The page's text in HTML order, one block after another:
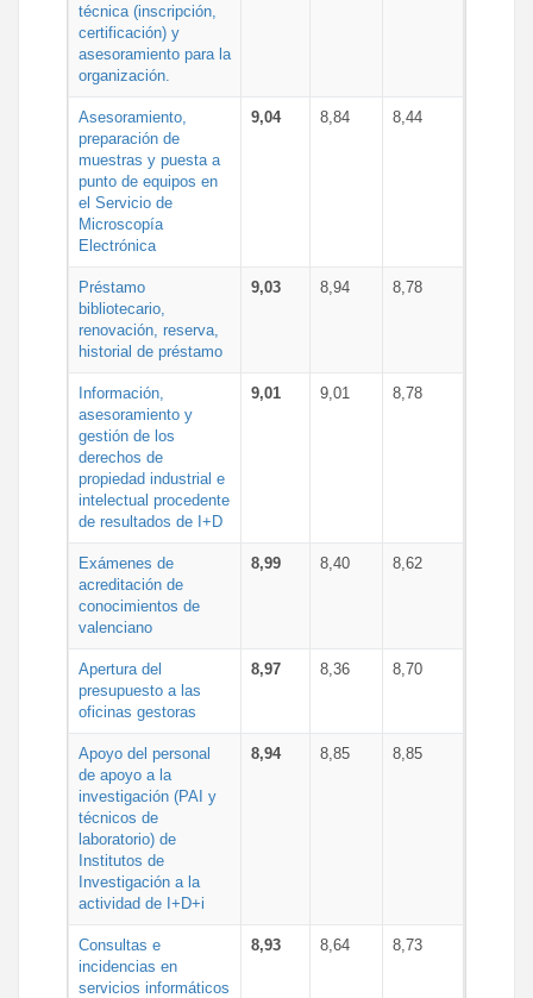
técnica (inscripción,
certificación) y
asesoramiento para la
organización.
Asesoramiento,
preparación de
muestras y puesta a
punto de equipos en
el Servicio de
Microscopía
Electrónica
9,04 8,84 8,44
Préstamo
bibliotecario,
renovación, reserva,
historial de préstamo
9,03 8,94 8,78
Información,
asesoramiento y
gestión de los
derechos de
propiedad industrial e
intelectual procedente
de resultados de I+D
9,01 9,01 8,78
Exámenes de
acreditación de
conocimientos de
valenciano
8,99 8,40 8,62
Apertura del
presupuesto a las
oficinas gestoras
8,97 8,36 8,70
Apoyo del personal
de apoyo a la
investigación (PAI y
técnicos de
laboratorio) de
Institutos de
Investigación a la
actividad de I+D+i
8,94 8,85 8,85
Consultas e
incidencias en
servicios informáticos
8,93 8,64 8,73